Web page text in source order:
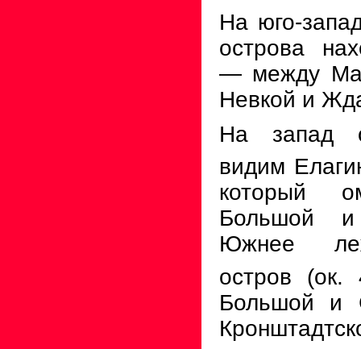
На юго-
острова
— между
Невкой и
На запад
видим
ко­торый
Большой
Южнее
остров (ок.
Большой и